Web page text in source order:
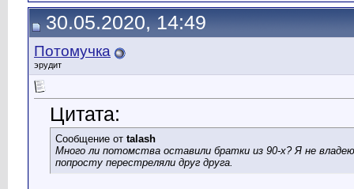
30.05.2020, 14:49
Потомучка
эрудит
Цитата:
Сообщение от talash
Много ли потомства оставили братки из 90-х? Я не
попросту перестреляли друг друга.